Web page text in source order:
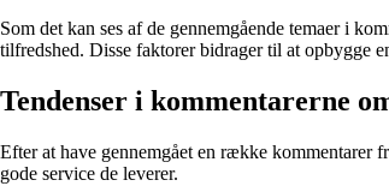
Som det kan ses af de gennemgående temaer i
tilfredshed. Disse faktorer bidrager til at opbygge
Tendenser i kommentarerne
Efter at have gennemgået en række kommentarer
gode service de leverer.